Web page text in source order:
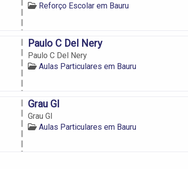
Reforço Escolar em Bauru
Paulo C Del Nery
Paulo C Del Nery
Aulas Particulares em Bauru
Grau Gl
Grau Gl
Aulas Particulares em Bauru